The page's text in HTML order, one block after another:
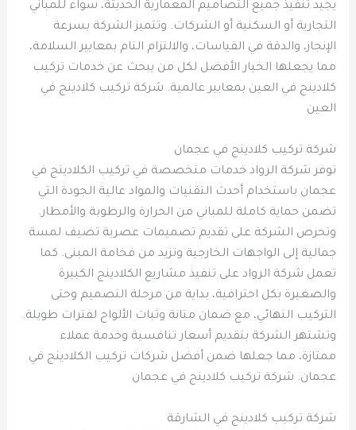
يجيد تنفيذ جميع التصاميم المعمارية الحديثة، سواء للمباني
التجارية أو السكنية أو الشركات. وتتميز الشركة بسرعة
الإنجاز، والدقة في القياسات، والالتزام التام بمعايير السلامة،
مما يجعلها الخيار الأفضل لكل من يبحث عن خدمات تركيب
كلادينج في العين بمعايير عالمية. شركة تركيب كلادينج في
العين
شركة تركيب كلادينج في عجمان
توفر شركة الرواد خدمات متخصصة في تركيب الكلادينج في
عجمان باستخدام أحدث التقنيات والمواد عالية الجودة التي
تضمن حماية كاملة للمباني من الحرارة والرطوبة والأمطار.
وتحرص الشركة على تقديم تصميمات عصرية تضيف لمسة
جمالية إلى الواجهات الخارجية وتزيد من فخامة المبنى. كما
تعمل شركة الرواد على تنفيذ مشاريع الكلادينج الكبيرة
والصغيرة بكل احترافية، بداية من مرحلة التصميم وحتى
التركيب النهائي، مع ضمان متانة وثبات الألواح لفترات طويلة.
وتشتهر الشركة بتقديم أسعار تنافسية وخدمة عملاء
ممتازة، مما جعلها ضمن أفضل شركات تركيب الكلادينج في
عجمان. شركة تركيب كلادينج في عجمان
شركة تركيب كلادينج في الشارقة